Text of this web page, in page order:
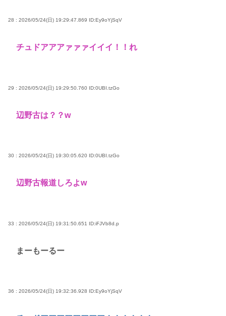
28 : 2026/05/24(日) 19:29:47.869 ID:Ey9oYjSqV
チュドアアアァァァイイイ！！れ
29 : 2026/05/24(日) 19:29:50.760 ID:0UBI.tzGo
辺野古は？？w
30 : 2026/05/24(日) 19:30:05.620 ID:0UBI.tzGo
辺野古報道しろよw
33 : 2026/05/24(日) 19:31:50.651 ID:iFJVb8d.p
まーもーるー
36 : 2026/05/24(日) 19:32:36.928 ID:Ey9oYjSqV